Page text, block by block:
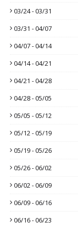
03/24 - 03/31
03/31 - 04/07
04/07 - 04/14
04/14 - 04/21
04/21 - 04/28
04/28 - 05/05
05/05 - 05/12
05/12 - 05/19
05/19 - 05/26
05/26 - 06/02
06/02 - 06/09
06/09 - 06/16
06/16 - 06/23